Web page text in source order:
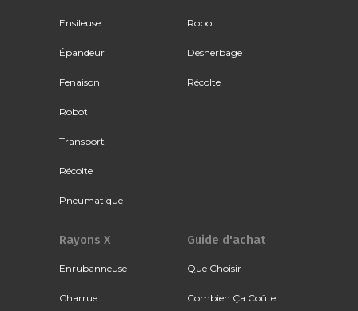
Ensileuse
Épandeur
Fenaison
Robot
Transport
Récolte
Pneumatique
Robot
Désherbage
Récolte
Rayons X
Enrubanneuse
Charrue
Guide d'achat
Que Choisir
Combien Ça Coûte